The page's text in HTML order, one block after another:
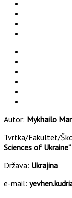
Autor: Mykhailo
Tvrtka/Fakultet/
Sciences of
Država: Ukrajina
e-mail: